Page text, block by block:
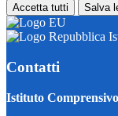
Accetta tutti Salva
Contatti
Istituto